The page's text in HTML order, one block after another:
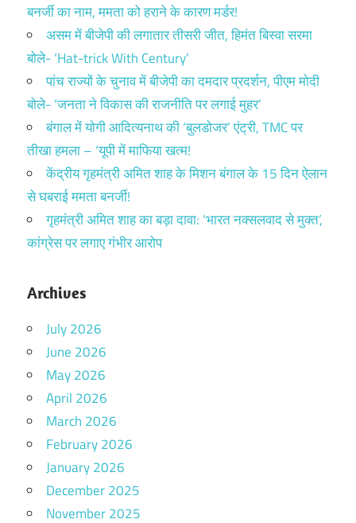
बनर्जी का नाम, ममता को हराने के कारण मर्डर!
असम में बीजेपी की लगातार तीसरी जीत, हिमंत बिस्वा सरमा
बोले- ‘Hat-trick With Century’
पांच राज्यों के चुनाव में बीजेपी का दमदार प्रदर्शन, पीएम मोदी
बोले- ‘जनता ने विकास की राजनीति पर लगाई मुहर’
बंगाल में योगी आदित्यनाथ की ‘बुलडोजर’ एंट्री, TMC पर
तीखा हमला – ‘यूपी में माफिया खत्म!
केंद्रीय गृहमंत्री अमित शाह के मिशन बंगाल के 15 दिन ऐलान
से घबराई ममता बनर्जी!
गृहमंत्री अमित शाह का बड़ा दावा: ‘भारत नक्सलवाद से मुक्त’,
कांग्रेस पर लगाए गंभीर आरोप
Archives
July 2026
June 2026
May 2026
April 2026
March 2026
February 2026
January 2026
December 2025
November 2025